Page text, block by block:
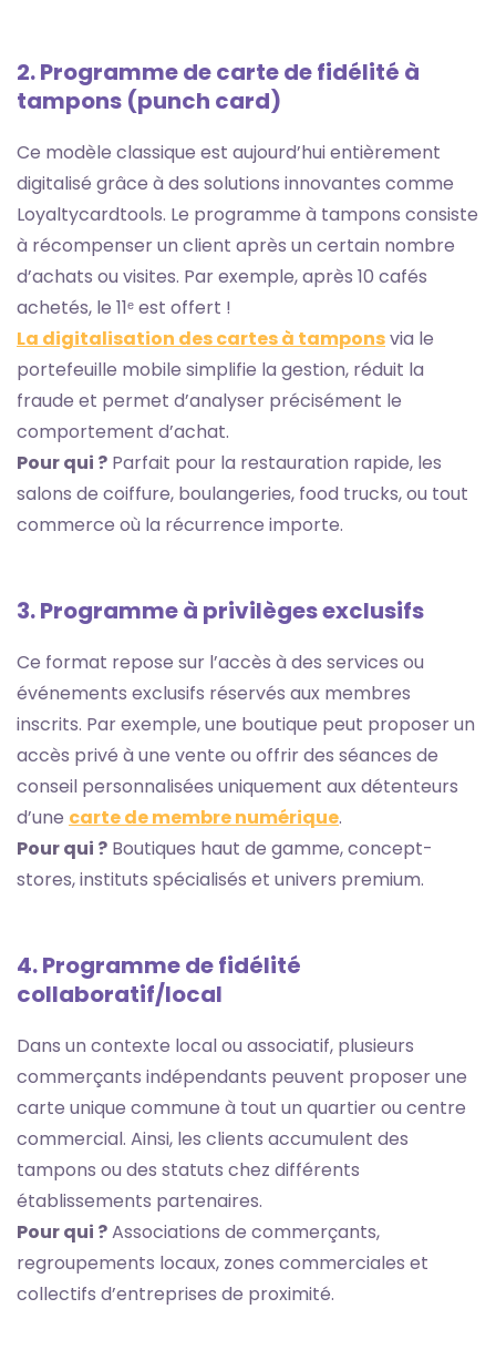
2. Programme de carte de fidélité à
tampons (punch card)
Ce modèle classique est aujourd’hui entièrement
digitalisé grâce à des solutions innovantes comme
Loyaltycardtools. Le programme à tampons consiste
à récompenser un client après un certain nombre
d’achats ou visites. Par exemple, après 10 cafés
achetés, le 11ᵉ est offert !
La digitalisation des cartes à tamponsvia le
portefeuille mobile simplifie la gestion, réduit la
fraude et permet d’analyser précisément le
comportement d’achat.
Pour qui ? Parfait pour la restauration rapide, les
salons de coiffure, boulangeries, food trucks, ou tout
commerce où la récurrence importe.
3. Programme à privilèges exclusifs
Ce format repose sur l’accès à des services ou
événements exclusifs réservés aux membres
inscrits. Par exemple, une boutique peut proposer un
accès privé à une vente ou offrir des séances de
conseil personnalisées uniquement aux détenteurs
d’une carte de membre numérique.
Pour qui ? Boutiques haut de gamme, concept-
stores, instituts spécialisés et univers premium.
4. Programme de fidélité
collaboratif/local
Dans un contexte local ou associatif, plusieurs
commerçants indépendants peuvent proposer une
carte unique commune à tout un quartier ou centre
commercial. Ainsi, les clients accumulent des
tampons ou des statuts chez différents
établissements partenaires.
Pour qui ?Associations de commerçants,
regroupements locaux, zones commerciales et
collectifs d’entreprises de proximité.